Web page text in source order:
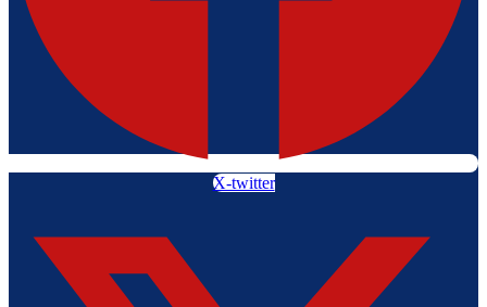
X-twitter